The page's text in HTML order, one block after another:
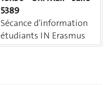
5389
Sécance d'information
étudiants IN Erasmus